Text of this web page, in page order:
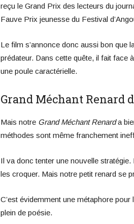
reçu le Grand Prix des lecteurs du
Fauve Prix jeunesse du Festival
Le film s’annonce donc aussi bon que
prédateur. Dans cette quête, il fait face
une poule caractérielle.
Grand Méchant Renard
Mais notre Grand Méchant Renarda
méthodes sont même franchement
Il va donc tenter une nouvelle
les croquer. Mais notre petit renard se
C’est évidemment une métaphore
plein de poésie.